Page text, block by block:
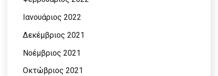
Ιανουάριος 2022
Δεκέμβριος 2021
Νοέμβριος 2021
Οκτώβριος 2021